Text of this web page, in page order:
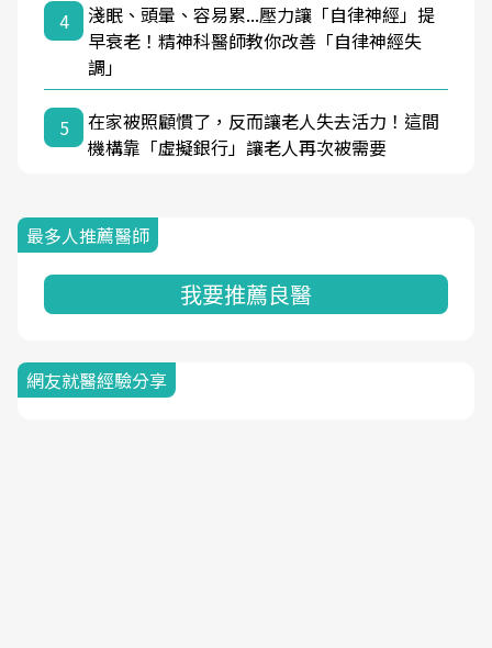
4
淺眠、頭暈、容易累...壓力讓「自律神經」提
早衰老！精神科醫師教你改善「自律神經失
調」
5
在家被照顧慣了，反而讓老人失去活力！這間
機構靠「虛擬銀行」讓老人再次被需要
最多人推薦醫師
我要推薦良醫
網友就醫經驗分享